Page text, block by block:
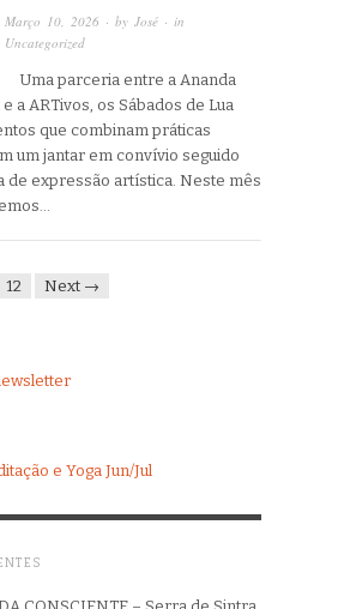
Março 10, 2026 · byJosé · in
Uncategorized
Uma parceria entre a Ananda
a ARTivos, os Sábados de Lua
que combinam práticas
um jantar em convívio seguido
de expressão artística. Neste mês
12 Next →
e Yoga Jun/Jul